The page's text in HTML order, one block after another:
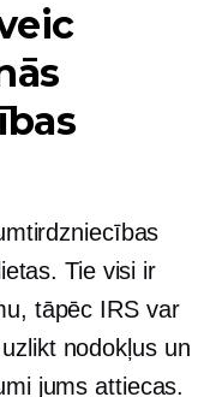
Tie visi ir
tāpēc IRS var
nodokļus un
jums attiecas.